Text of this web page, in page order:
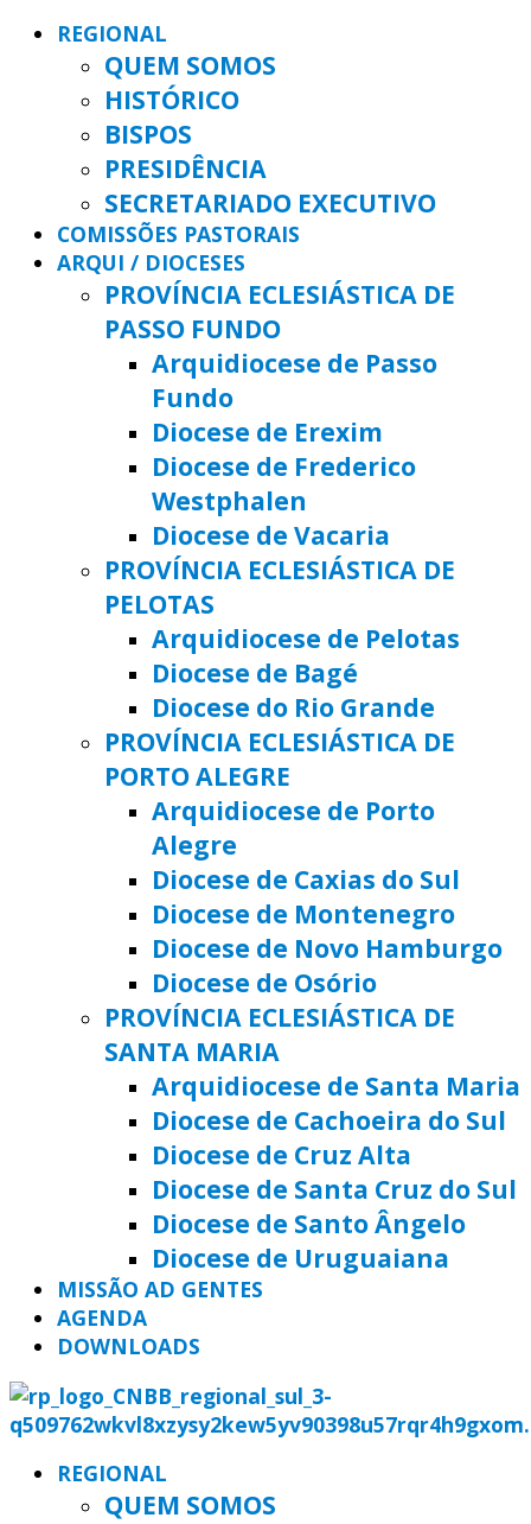
REGIONAL
QUEM SOMOS
HISTÓRICO
BISPOS
PRESIDÊNCIA
SECRETARIADO EXECUTIVO
COMISSÕES PASTORAIS
ARQUI / DIOCESES
PROVÍNCIA ECLESIÁSTICA DE
PASSO FUNDO
Arquidiocese de Passo
Fundo
Diocese de Erexim
Diocese de Frederico
Westphalen
Diocese de Vacaria
PROVÍNCIA ECLESIÁSTICA DE
PELOTAS
Arquidiocese de Pelotas
Diocese de Bagé
Diocese do Rio Grande
PROVÍNCIA ECLESIÁSTICA DE
PORTO ALEGRE
Arquidiocese de Porto
Alegre
Diocese de Caxias do Sul
Diocese de Montenegro
Diocese de Novo Hamburgo
Diocese de Osório
PROVÍNCIA ECLESIÁSTICA DE
SANTA MARIA
Arquidiocese de Santa Maria
Diocese de Cachoeira do Sul
Diocese de Cruz Alta
Diocese de Santa Cruz do Sul
Diocese de Santo Ângelo
Diocese de Uruguaiana
MISSÃO AD GENTES
AGENDA
DOWNLOADS
REGIONAL
QUEM SOMOS